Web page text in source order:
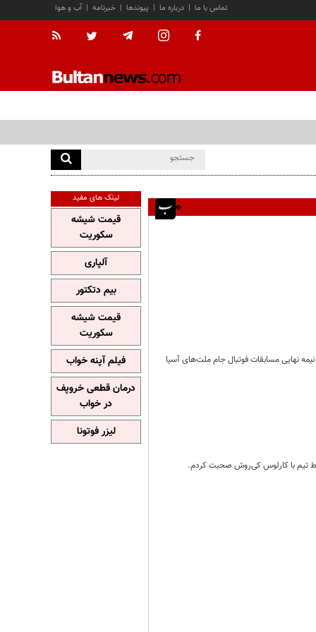
آب و هوا | خبرنامه | پیوندها | درباره ما | تماس با ما
نیمه نهایی مسابقات فوتبال جام ملت‌های آسیا
تیم با کارلوس کی‌روش صحبت کردم.
لینک های مفید
قیمت شیشه
سکوریت
آلپاری
بیم دتکتور
قیمت شیشه
سکوریت
فیلم آپنه خواب
درمان قطعی خروپف
در خواب
لیزر فوتونا